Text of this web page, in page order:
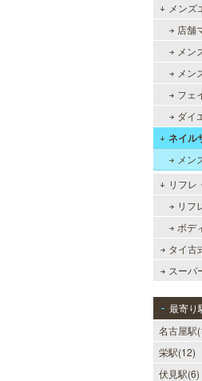
メンズ
店舗
メン
メン
フェ
ダイ
ネイル
メン
リフレ
リフ
ボデ
タイ古
スーパ
最寄り
名古屋駅
栄駅(12)
伏見駅(6)